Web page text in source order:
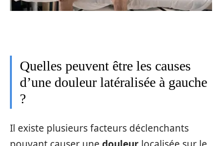
Quelles peuvent être les causes
d’une douleur latéralisée à gauche
?
Il existe plusieurs facteurs déclenchants